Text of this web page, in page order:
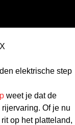
elektrische step
weet je dat de
Of je nu
op het platteland,